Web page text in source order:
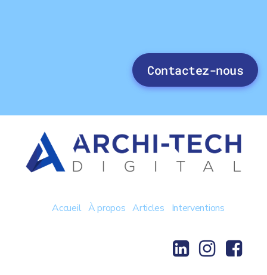
Contactez-nous
Accueil À propos Articles Interventions